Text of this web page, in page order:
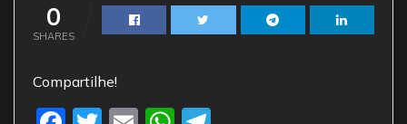
0
SHARES
Compartilhe!